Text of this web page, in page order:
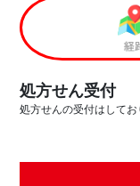
処方せん受付
処方せんの受付はしてお